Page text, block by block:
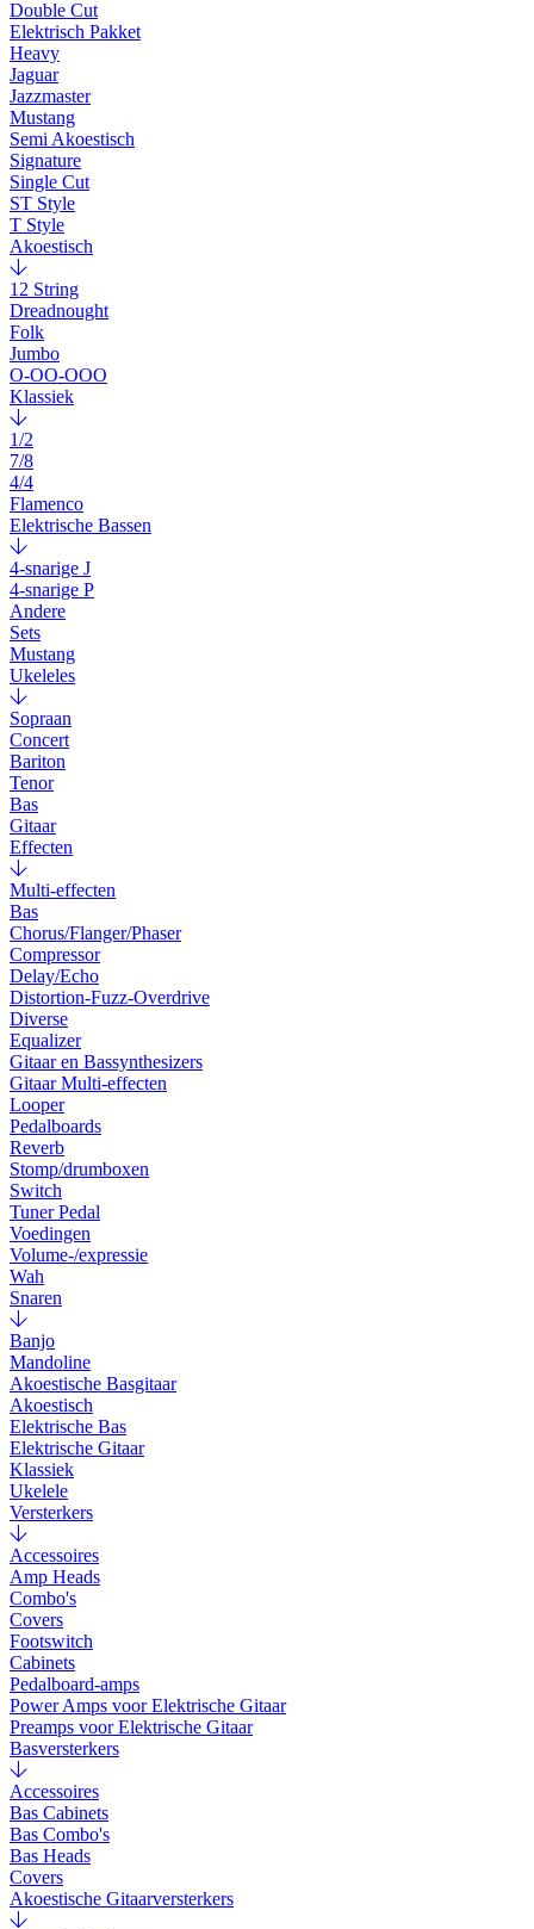
Double Cut
Elektrisch Pakket
Heavy
Jaguar
Jazzmaster
Mustang
Semi Akoestisch
Signature
Single Cut
ST Style
T Style
Akoestisch
12 String
Dreadnought
Folk
Jumbo
O-OO-OOO
Klassiek
1/2
7/8
4/4
Flamenco
Elektrische Bassen
4-snarige J
4-snarige P
Andere
Sets
Mustang
Ukeleles
Sopraan
Concert
Bariton
Tenor
Bas
Gitaar
Effecten
Multi-effecten
Bas
Chorus/Flanger/Phaser
Compressor
Delay/Echo
Distortion-Fuzz-Overdrive
Diverse
Equalizer
Gitaar en Bassynthesizers
Gitaar Multi-effecten
Looper
Pedalboards
Reverb
Stomp/drumboxen
Switch
Tuner Pedal
Voedingen
Volume-/expressie
Wah
Snaren
Banjo
Mandoline
Akoestische Basgitaar
Akoestisch
Elektrische Bas
Elektrische Gitaar
Klassiek
Ukelele
Versterkers
Accessoires
Amp Heads
Combo's
Covers
Footswitch
Cabinets
Pedalboard-amps
Power Amps voor Elektrische Gitaar
Preamps voor Elektrische Gitaar
Basversterkers
Accessoires
Bas Cabinets
Bas Combo's
Bas Heads
Covers
Akoestische Gitaarversterkers